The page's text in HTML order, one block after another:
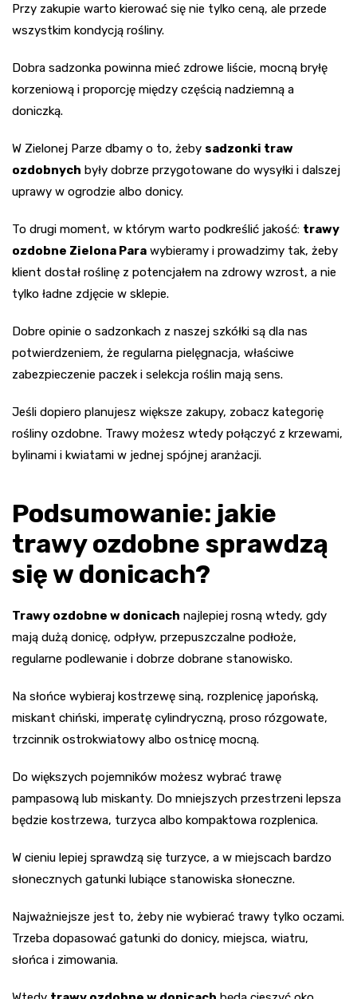
Przy zakupie warto kierować się nie tylko ceną, ale przede
wszystkim kondycją rośliny.
Dobra sadzonka powinna mieć zdrowe liście, mocną bryłę
korzeniową i proporcję między częścią nadziemną a
doniczką.
W Zielonej Parze dbamy o to, żeby sadzonki traw
ozdobnych były dobrze przygotowane do wysyłki i dalszej
uprawy w ogrodzie albo donicy.
To drugi moment, w którym warto podkreślić jakość: trawy
ozdobne Zielona Para wybieramy i prowadzimy tak, żeby
klient dostał roślinę z potencjałem na zdrowy wzrost, a nie
tylko ładne zdjęcie w sklepie.
Dobre opinie o sadzonkach z naszej szkółki są dla nas
potwierdzeniem, że regularna pielęgnacja, właściwe
zabezpieczenie paczek i selekcja roślin mają sens.
Jeśli dopiero planujesz większe zakupy, zobacz kategorię
rośliny ozdobne. Trawy możesz wtedy połączyć z krzewami,
bylinami i kwiatami w jednej spójnej aranżacji.
Podsumowanie: jakie
trawy ozdobne sprawdzą
się w donicach?
Trawy ozdobne w donicach najlepiej rosną wtedy, gdy
mają dużą donicę, odpływ, przepuszczalne podłoże,
regularne podlewanie i dobrze dobrane stanowisko.
Na słońce wybieraj kostrzewę siną, rozplenicę japońską,
miskant chiński, imperatę cylindryczną, proso rózgowate,
trzcinnik ostrokwiatowy albo ostnicę mocną.
Do większych pojemników możesz wybrać trawę
pampasową lub miskanty. Do mniejszych przestrzeni lepsza
będzie kostrzewa, turzyca albo kompaktowa rozplenica.
W cieniu lepiej sprawdzą się turzyce, a w miejscach bardzo
słonecznych gatunki lubiące stanowiska słoneczne.
Najważniejsze jest to, żeby nie wybierać trawy tylko oczami.
Trzeba dopasować gatunki do donicy, miejsca, wiatru,
słońca i zimowania.